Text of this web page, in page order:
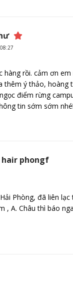
hàng rồi. cảm ơn em
thêm ý thảo, hoàng
điểm rừng
tin sớm sớm
hair phongf
Phòng, đã liên
, A. Châu thì báo